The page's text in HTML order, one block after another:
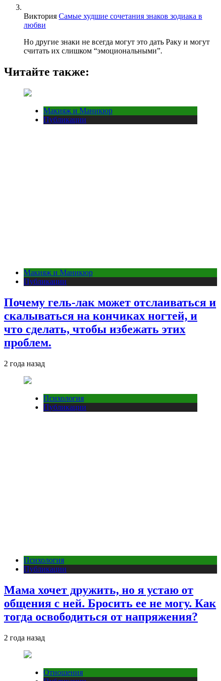
Виктория Самые худшие сочетания знаков зодиака в
любви
Но другие знаки не всегда могут это дать Раку и могут
считать их слишком “эмоциональными”.
Читайте также:
Макияж и Маникюр
Публикации
Макияж и Маникюр
Публикации
Почему гель-лак может отслаиваться и
скалываться на кончиках ногтей, и
что сделать, чтобы избежать этих
проблем.
2 года назад
Психология
Публикации
Психология
Публикации
Мама хочет дружить, но я устаю от
общения с ней. Бросить ее не могу. Как
тогда освободиться от напряжения?
2 года назад
Отношения